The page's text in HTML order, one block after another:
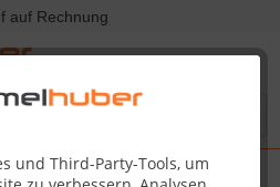
auf Rechnung
und Third-Party-Tools, um
Schlüssel zur Entspannung